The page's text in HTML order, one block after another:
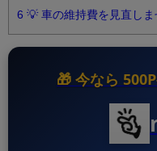
6 💡 車の維持費を見直しま
🎁 今なら